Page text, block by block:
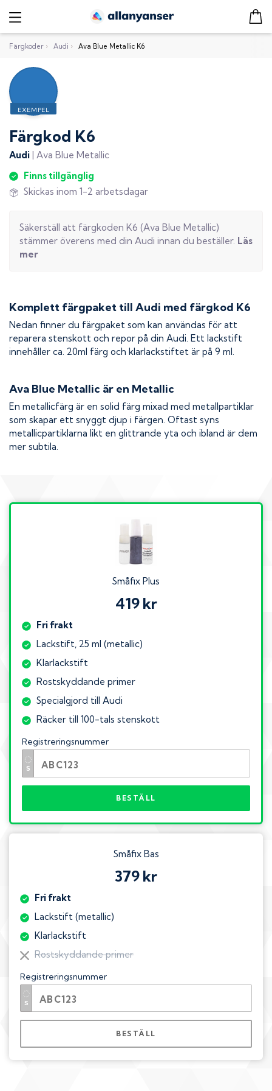
Färgkoder › Audi › Ava Blue Metallic K6
Färgkod K6
Audi | Ava Blue Metallic
Finns tillgänglig
Skickas inom 1-2 arbetsdagar
Säkerställ att färgkoden K6 (Ava Blue Metallic)
stämmer överens med din Audi innan du beställer. Läs
mer
Komplett färgpaket till Audi med färgkod K6
Nedan finner du färgpaket som kan användas för att
reparera stenskott och repor på din Audi. Ett lackstift
innehåller ca. 20ml färg och klarlackstiftet är på 9 ml.
Ava Blue Metallic är en Metallic
En metallicfärg är en solid färg mixad med metallpartiklar
som skapar ett snyggt djup i färgen. Oftast syns
metallicpartiklarna likt en glittrande yta och ibland är dem
mer subtila.
Småfix Plus
419 kr
Fri frakt
Lackstift, 25 ml (metallic)
Klarlackstift
Rostskyddande primer
Specialgjord till Audi
Räcker till 100-tals stenskott
Registreringsnummer
BESTÄLL
Småfix Bas
379 kr
Fri frakt
Lackstift (metallic)
Klarlackstift
Rostskyddande primer
Registreringsnummer
BESTÄLL